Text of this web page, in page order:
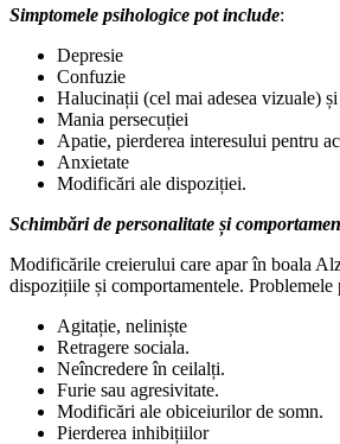
Simptomele psihologice pot include:
Depresie
Confuzie
Halucinații (cel mai adesea vizuale)
Mania persecuției
Apatie, pierderea interesului pentru
Anxietate
Modificări ale dispoziției.
Schimbări de personalitate și
Modificările creierului care apar în boala
dispozițiile și comportamentele. Problemele
Agitație, neliniște
Retragere sociala.
Neîncredere în ceilalți.
Furie sau agresivitate.
Modificări ale obiceiurilor de somn.
Pierderea inhibițiilor